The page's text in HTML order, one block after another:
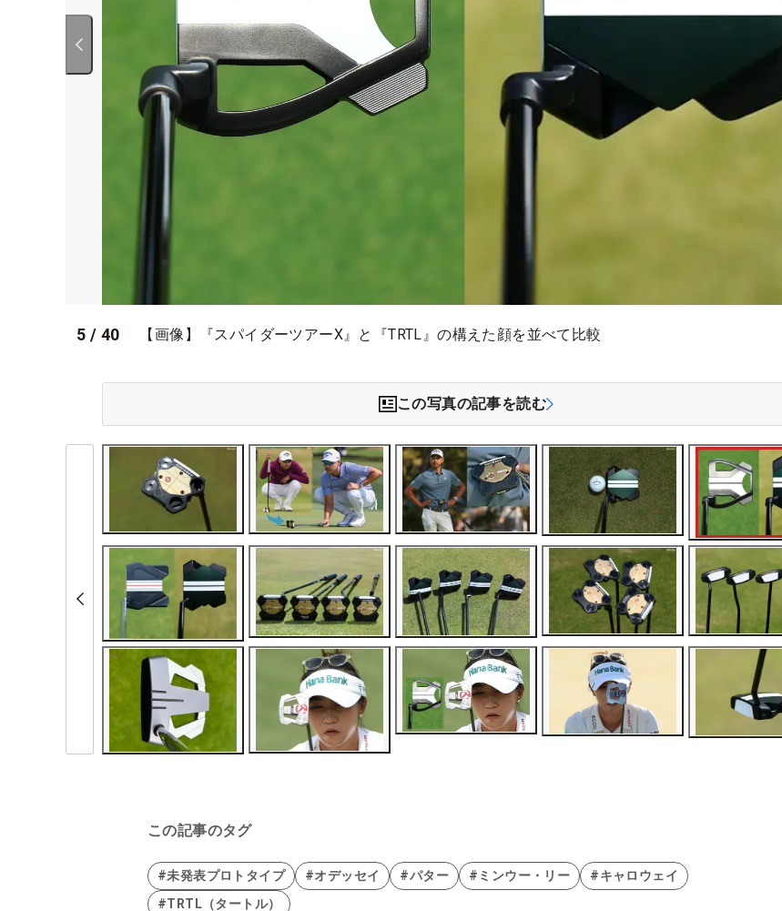
5 / 40 【画像】『スパイダーツアーX』と『TRTL』の構えた顔を並べて比較
この写真の記事を読む
この記事のタグ
#未発表プロトタイプ #オデッセイ #パター #ミンウー・リー
#キャロウェイ
#TRTL（タートル）